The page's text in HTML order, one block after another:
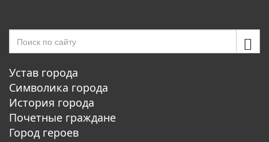
Устав города
Символика города
История города
Почетные граждане
Город героев